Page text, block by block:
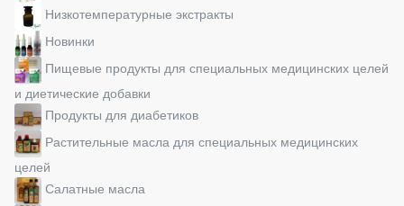
Низкотемпературные экстракты
Новинки
Пищевые продукты для специальных медицинских целей
и диетические добавки
Продукты для диабетиков
Растительные масла для специальных медицинских
целей
Салатные масла